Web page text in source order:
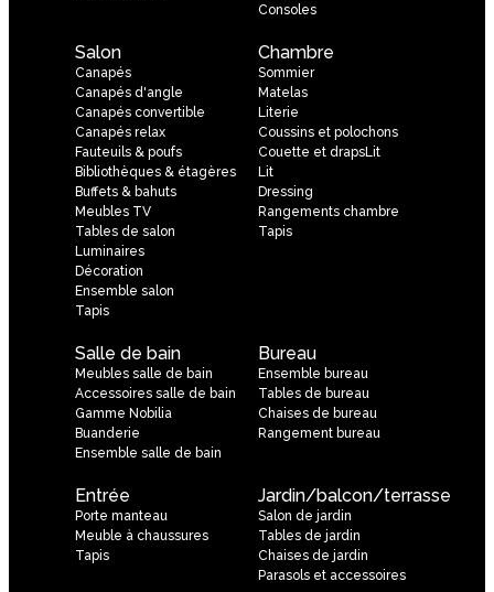
Consoles
Salon
Canapés
Canapés d'angle
Canapés convertible
Canapés relax
Fauteuils & poufs
Bibliothèques & étagères
Buffets & bahuts
Meubles TV
Tables de salon
Luminaires
Décoration
Ensemble salon
Tapis
Chambre
Sommier
Matelas
Literie
Coussins et polochons
Couette et drapsLit
Lit
Dressing
Rangements chambre
Tapis
Salle de bain
Meubles salle de bain
Accessoires salle de bain
Gamme Nobilia
Buanderie
Ensemble salle de bain
Bureau
Ensemble bureau
Tables de bureau
Chaises de bureau
Rangement bureau
Entrée
Porte manteau
Meuble à chaussures
Tapis
Jardin/balcon/terrasse
Salon de jardin
Tables de jardin
Chaises de jardin
Parasols et accessoires